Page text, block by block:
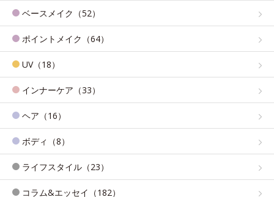
ベースメイク（52）
ポイントメイク（64）
UV（18）
インナーケア（33）
ヘア（16）
ボディ（8）
ライフスタイル（23）
コラム&エッセイ（182）